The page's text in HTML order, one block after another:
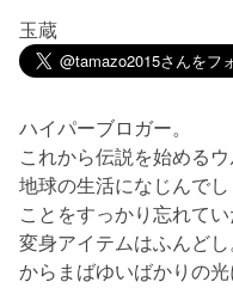
玉蔵
ハイパーブロガー。
これから伝説を始めるウ
地球の生活になじんで
ことをすっかり忘れて
変身アイテムはふんど
からまばゆいばかりの光